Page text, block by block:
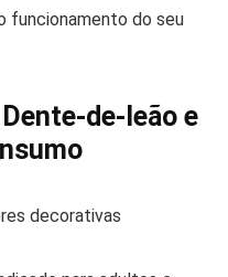
funcionamento do seu
de-leão e